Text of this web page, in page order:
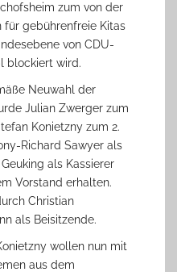
zum von der
für gebührenfreie Kitas
von CDU-
blockiert wird.
Neuwahl der
Julian Zwerger zum
Konietzny zum 2.
Richard Sawyer als
als Kassierer
Vorstand erhalten.
Christian
als Beisitzende.
wollen nun mit
aus dem